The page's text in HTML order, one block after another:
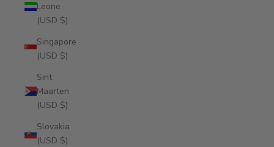
Leone
(USD $)
Singapore
(USD $)
Sint
Maarten
(USD $)
Slovakia
(USD $)